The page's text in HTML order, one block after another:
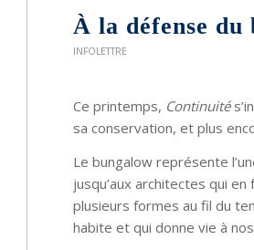
À la défense du
INFOLETTRE
Ce printemps, Continuité
sa conservation, et plus
Le bungalow représente
jusqu’aux architectes qui
plusieurs formes au fil du
habite et qui donne vie à